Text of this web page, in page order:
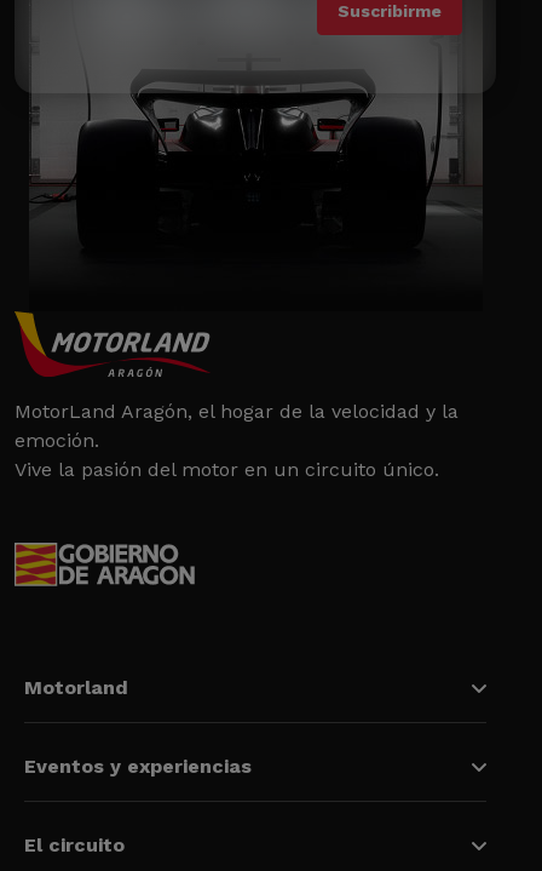
MotorLand Aragón, el hogar de la velocidad y la
emoción.
Vive la pasión del motor en un circuito único.
Motorland
Eventos y experiencias
El circuito